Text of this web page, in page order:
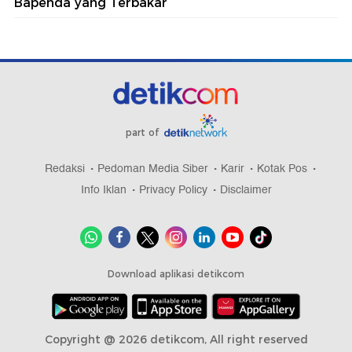
part of
Redaksi Pedoman Media Siber Karir
Kotak Pos
Info Iklan
Privacy Policy Disclaimer
Download aplikasi detikcom
Copyright @ 2026 detikcom, All right reserved